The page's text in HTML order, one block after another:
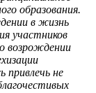
образования.
в жизнь
участников
возрождении
привлечь не